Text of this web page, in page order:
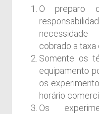
O preparo
cobrado a taxa
Somente os
equipamento
os
horário
Os